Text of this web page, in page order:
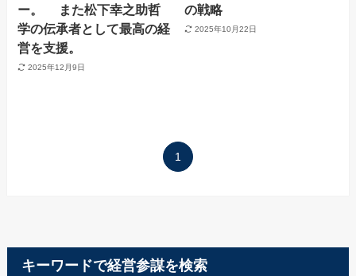
ー。 また松下幸之助哲
学の伝承者として最高の経
営を支援。
2025年12月9日
の戦略
2025年10月22日
1
キーワードで経営参謀を検索